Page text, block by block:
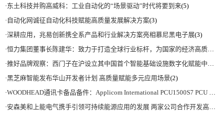
·东土科技并购高威科：工业自动化的“场景驱动”时代将要到来(5)
· 自动化网诚征自动化科技赋能高质量发展解决方案(3)
·深耕应用，兆易创新携全系产品和行业解决方案亮相慕尼黑电子展(3)
·恒力集团董事长陈建华：致力于打造全球行业标杆，为国家的经济高质量发展贡献更大力量|上海电气集团党委书记、董事长吴磊来访
·推好品牌观察：西门子在沪设立其中国首个智能基础设施数字化赋能中心
·黑芝麻智能发布华山开发者计划 高质量赋能多元应用场景(2)
·WOODHEAD通讯卡备品备件：Applicom International PCU1500S7 PCU 1500 S7 V4.5.0
·安森美和上能电气携手引领可持续能源应用的发展 两家公司合作开发高性能储能和太阳能组串式逆变器方案 以实现可持续的未来